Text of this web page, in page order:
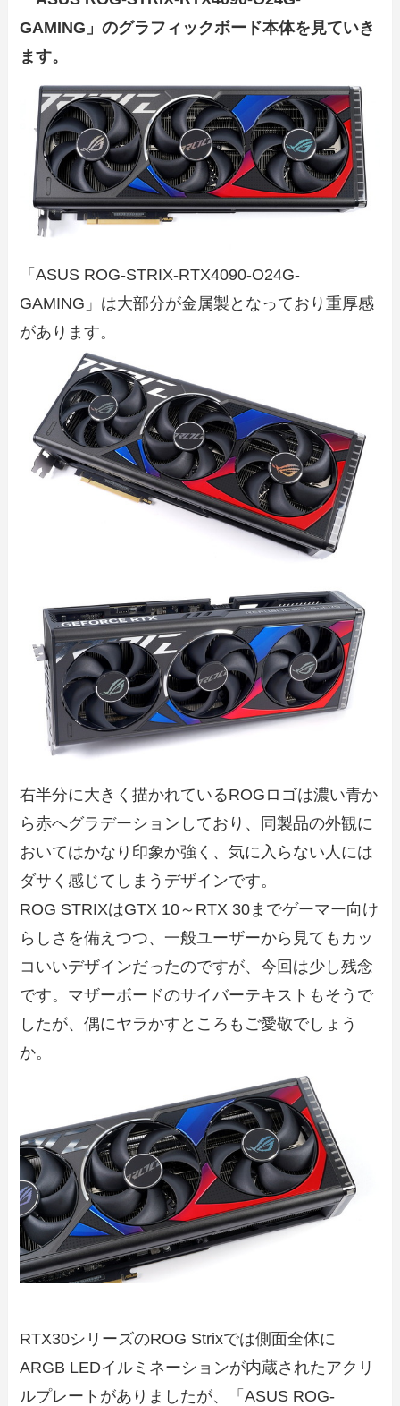
GAMING」のグラフィックボード本体を見ていき
ます。
「ASUS ROG-STRIX-RTX4090-O24G-
GAMING」は大部分が金属製となっており重厚感
があります。
右半分に大きく描かれているROGロゴは濃い青か
ら赤へグラデーションしており、同製品の外観に
おいてはかなり印象か強く、気に入らない人には
ダサく感じてしまうデザインです。
ROG STRIXはGTX 10～RTX 30までゲーマー向け
らしさを備えつつ、一般ユーザーから見てもカッ
コいいデザインだったのですが、今回は少し残念
です。マザーボードのサイバーテキストもそうで
したが、偶にヤラかすところもご愛敬でしょう
か。
RTX30シリーズのROG Strixでは側面全体に
ARGB LEDイルミネーションが内蔵されたアクリ
ルプレートがありましたが、「ASUS ROG-